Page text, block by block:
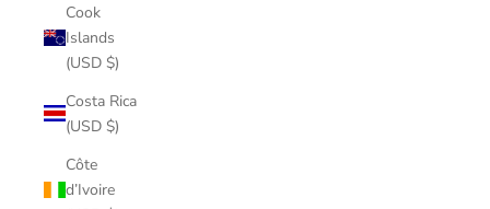
Cook
Islands
(USD $)
Costa Rica
(USD $)
Côte
d’Ivoire